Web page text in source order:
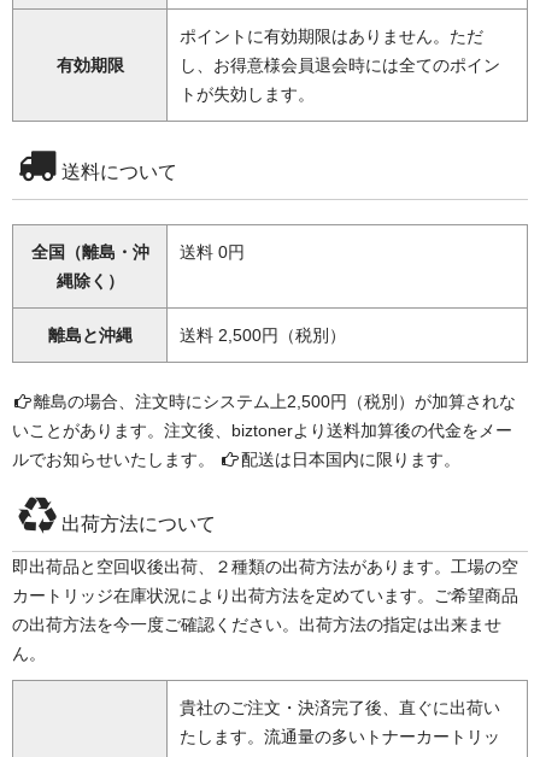
有効期限
ポイントに有効期限はありません。ただ
し、お得意様会員退会時には全てのポイン
トが失効します。
送料について
全国（離島・沖
縄除く）
送料 0円
離島と沖縄 送料 2,500円（税別）
離島の場合、注文時にシステム上2,500円（税別）が加算されな
いことがあります。注文後、biztonerより送料加算後の代金をメー
ルでお知らせいたします。
配送は日本国内に限ります。
出荷方法について
即出荷品と空回収後出荷、２種類の出荷方法があります。工場の空
カートリッジ在庫状況により出荷方法を定めています。ご希望商品
の出荷方法を今一度ご確認ください。出荷方法の指定は出来ませ
ん。
貴社のご注文・決済完了後、直ぐに出荷い
たします。流通量の多いトナーカートリッ